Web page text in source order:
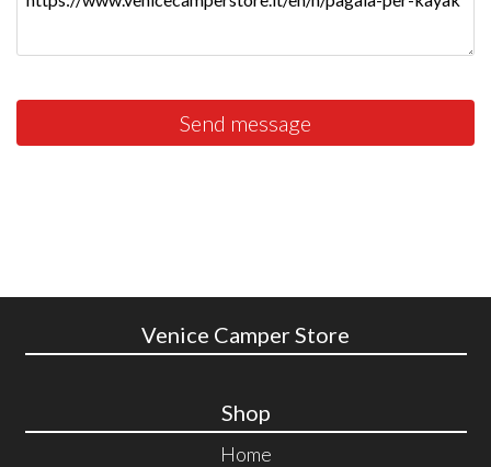
Send message
Venice Camper Store
Shop
Home